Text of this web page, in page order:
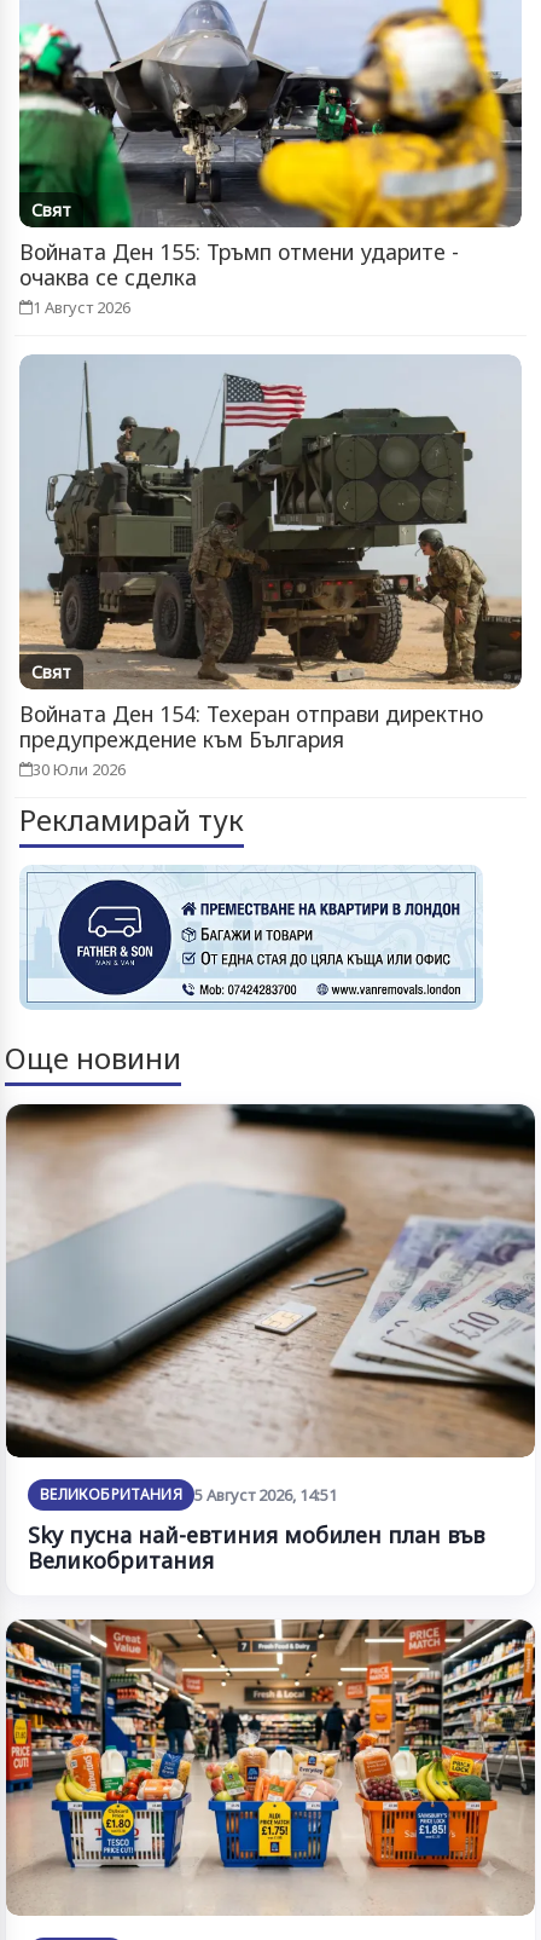
Свят
Войната Ден 155: Тръмп отмени ударите -
очаква се сделка
1 Август 2026
Свят
Войната Ден 154: Техеран отправи директно
предупреждение към България
30 Юли 2026
Рекламирай тук
Още новини
ВЕЛИКОБРИТАНИЯ 5 Август 2026, 14:51
Sky пусна най-евтиния мобилен план във
Великобритания